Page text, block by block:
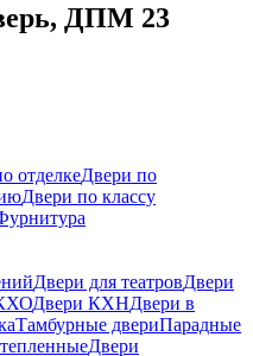
ДПМ 23
отделкеДвери по
Двери по классу
Двери для театровДвери
Двери КХНДвери в
Тамбурные двериПарадные
Двери